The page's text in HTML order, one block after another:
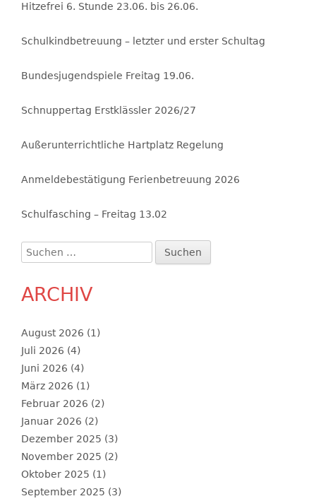
Hitzefrei 6. Stunde 23.06. bis 26.06.
Schulkindbetreuung – letzter und erster Schultag
Bundesjugendspiele Freitag 19.06.
Schnuppertag Erstklässler 2026/27
Außerunterrichtliche Hartplatz Regelung
Anmeldebestätigung Ferienbetreuung 2026
Schulfasching – Freitag 13.02
Suchen
nach:
ARCHIV
August 2026 (1)
Juli 2026 (4)
Juni 2026 (4)
März 2026 (1)
Februar 2026 (2)
Januar 2026 (2)
Dezember 2025 (3)
November 2025 (2)
Oktober 2025 (1)
September 2025 (3)